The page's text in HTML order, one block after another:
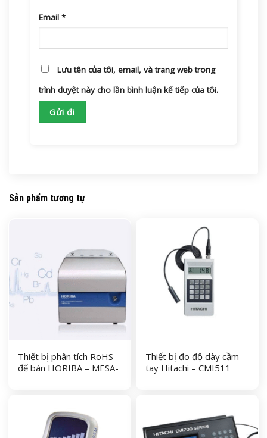
Email *
Lưu tên của tôi, email, và trang web trong
trình duyệt này cho lần bình luận kế tiếp của tôi.
Sản phẩm tương tự
Thiết bị phân tích RoHS
để bàn HORIBA – MESA-
Thiết bị đo độ dày cầm
tay Hitachi – CMI511